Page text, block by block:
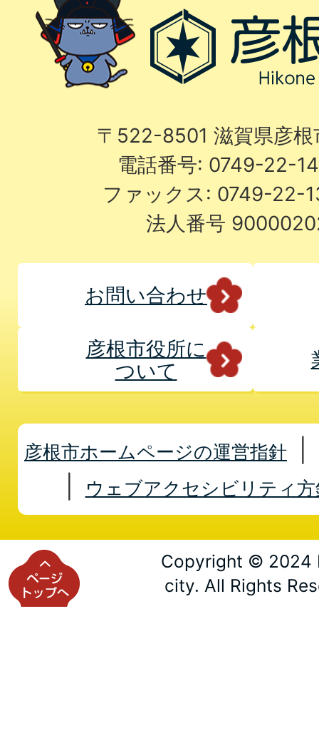
〒522-8501 滋賀県彦
電話番号: 0749-22-
ファックス: 0749-22-
法人番号
お問い合わせ
彦根市役所に
ついて
彦根市ホームページの運営指針
ウェブアクセシビリティ方
Copyright © 2024
city. All Rights